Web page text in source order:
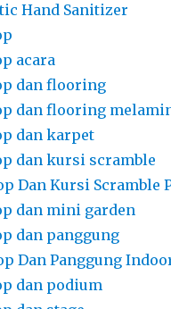
Hand Sanitizer
acara
dan flooring
dan flooring
dan karpet
dan kursi scramble
Dan Kursi Scramble
dan mini garden
dan panggung
Dan Panggung
dan podium